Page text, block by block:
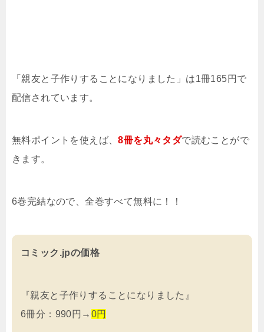
「親友と子作りすることになりました」は1冊165円で
配信されています。
無料ポイントを使えば、8冊を丸々タダで読むことがで
きます。
6巻完結なので、全巻すべて無料に！！
コミック.jpの価格
『親友と子作りすることになりました』
6冊分：990円→ 0円